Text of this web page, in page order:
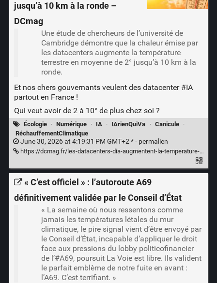
jusqu’à 10 km à la ronde –
DCmag
Une étude de chercheurs de l’université de
Cambridge démontre que la chaleur émise par
les datacenters augmente la température
terrestre en moyenne de 2° jusqu’à 10 km à la
ronde.
Et nos chers gouvernants veulent des datacenter #IA
partout en France !
Qui veut avoir de 2 à 10° de plus chez soi ?
Écologie · Numérique · IA · IArienQuiVa · Canicule
·
RéchauffementClimatique
June 30, 2026 at 4:19:31 PM GMT+2 * · permalien
https://dcmag.fr/les-datacenters-dia-augmentent-la-temperature-jusqua-10-km-a-la-ronde/
« C’est officiel » : l’autoroute A69
définitivement validée par le Conseil d’État
« La semaine où nous ressentons comme
jamais les températures létales du mur
climatique, le pire signal vient d’être envoyé par
le Conseil d’État, incapable d’appliquer le droit
face aux pressions du lobby politicofinancier
de l’#A69, poursuit La Voie est libre. Ils valident
le parfait emblème de notre fuite en avant :
l’A69. C’est terrifiant. »